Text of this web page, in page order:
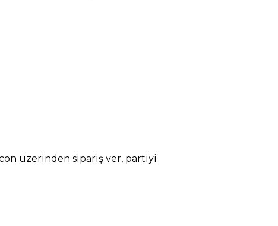
üzerinden sipariş ver, partiyi